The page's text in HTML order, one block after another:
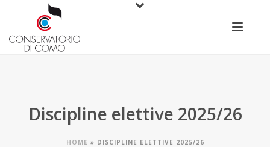
Discipline elettive 2025/26
HOME » DISCIPLINE ELETTIVE 2025/26